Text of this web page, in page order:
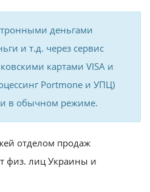
деньгами
и т.д. через сервис
картами VISA и
Portmone и УПЦ)
в обычном режиме.
отделом продаж
физ. лиц Украины и